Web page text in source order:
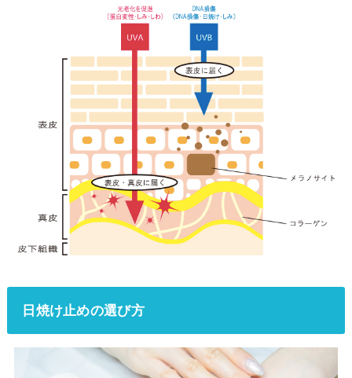
日焼け止めの選び方